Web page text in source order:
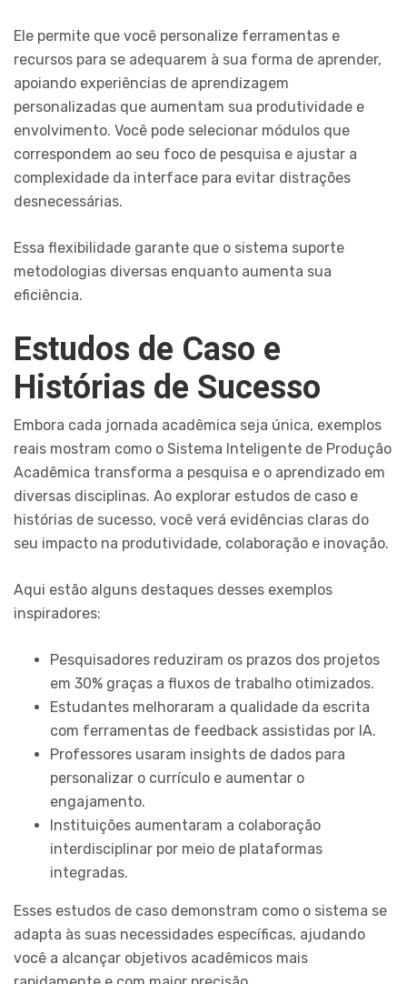
Ele permite que você personalize ferramentas e
recursos para se adequarem à sua forma de aprender,
apoiando experiências de aprendizagem
personalizadas que aumentam sua produtividade e
envolvimento. Você pode selecionar módulos que
correspondem ao seu foco de pesquisa e ajustar a
complexidade da interface para evitar distrações
desnecessárias.
Essa flexibilidade garante que o sistema suporte
metodologias diversas enquanto aumenta sua
eficiência.
Estudos de Caso e
Histórias de Sucesso
Embora cada jornada acadêmica seja única, exemplos
reais mostram como o Sistema Inteligente de Produção
Acadêmica transforma a pesquisa e o aprendizado em
diversas disciplinas. Ao explorar estudos de caso e
histórias de sucesso, você verá evidências claras do
seu impacto na produtividade, colaboração e inovação.
Aqui estão alguns destaques desses exemplos
inspiradores:
Pesquisadores reduziram os prazos dos projetos
em 30% graças a fluxos de trabalho otimizados.
Estudantes melhoraram a qualidade da escrita
com ferramentas de feedback assistidas por IA.
Professores usaram insights de dados para
personalizar o currículo e aumentar o
engajamento.
Instituições aumentaram a colaboração
interdisciplinar por meio de plataformas
integradas.
Esses estudos de caso demonstram como o sistema se
adapta às suas necessidades específicas, ajudando
você a alcançar objetivos acadêmicos mais